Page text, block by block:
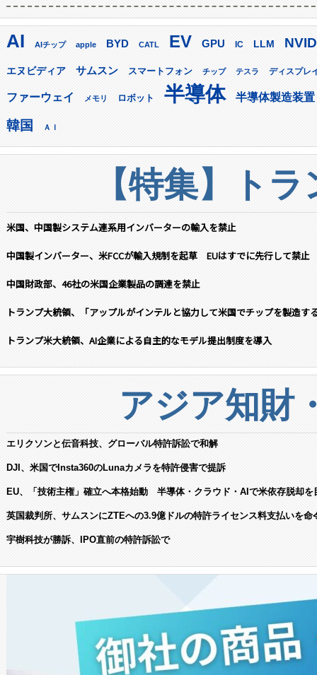
AI AIチップ apple BYD CATL EV GPU IC LLM
エヌビディア サムスン スマートフォン チップ テスラ ディスプレ
ファーウェイ メモリ ロボット 半導体 半導体製造装置
韓国 ＡＩ
【特集】ト
米国、中国製システム連系用インバーターの輸入を禁止
中国製インバーター、米FCCが輸入規制を起草 EUはすでに先行して禁止
中国財政部、46社の米国企業製品の調達を禁止
トランプ大統領、「アップルがインテルと協力して米国でチップを製造す
トランプ米大統領、AI企業による自主的なモデル提出制度を導入
アジア知財
エリクソンと伝音科技、グローバル特許訴訟で和解
DJI、米国でInsta360のLunaカメラを特許侵害で提訴
EU、「技術主権」確立へ本格始動 半導体・クラウド・AIで米依存脱却を
英国裁判所、サムスンにZTEへの3.9億ドルの特許ライセンス料支払いを命
宇樹科技が勝訴、IPO直前の特許訴訟で